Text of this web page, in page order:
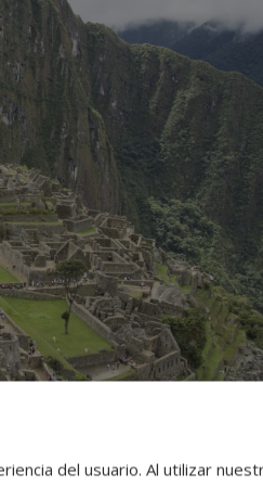
del usuario. Al utilizar